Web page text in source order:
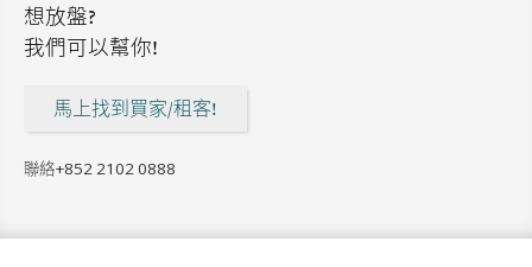
想放盤?
我們可以幫你!
馬上找到買家/租客!
聯絡+852 2102 0888